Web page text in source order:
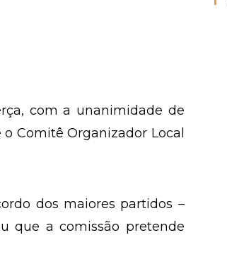
com a unanimidade de
Comitê Organizador Local
dos maiores partidos –
que a comissão pretende